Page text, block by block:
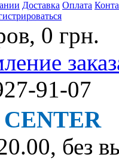
Доставка Оплата
0 грн.
91-07
без